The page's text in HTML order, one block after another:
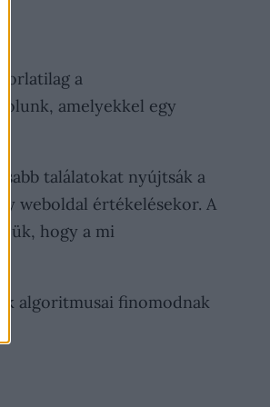
a
amelyekkel egy
találatokat nyújtsák a
weboldal értékelésekor. A
hogy a mi
algoritmusai finomodnak